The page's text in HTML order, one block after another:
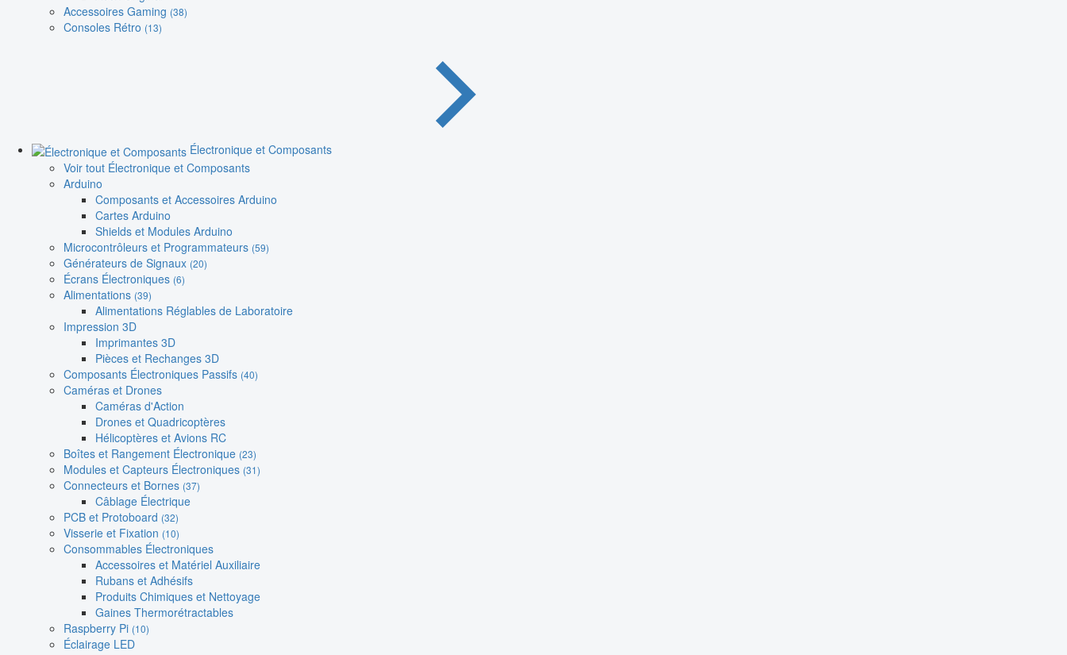
Accessoires Gaming (38)
Consoles Rétro (13)
Électronique et Composants
Voir tout Électronique et Composants
Arduino
Composants et Accessoires Arduino
Cartes Arduino
Shields et Modules Arduino
Microcontrôleurs et Programmateurs (59)
Générateurs de Signaux (20)
Écrans Électroniques (6)
Alimentations (39)
Alimentations Réglables de Laboratoire
Impression 3D
Imprimantes 3D
Pièces et Rechanges 3D
Composants Électroniques Passifs (40)
Caméras et Drones
Caméras d'Action
Drones et Quadricoptères
Hélicoptères et Avions RC
Boîtes et Rangement Électronique (23)
Modules et Capteurs Électroniques (31)
Connecteurs et Bornes (37)
Câblage Électrique
PCB et Protoboard (32)
Visserie et Fixation (10)
Consommables Électroniques
Accessoires et Matériel Auxiliaire
Rubans et Adhésifs
Produits Chimiques et Nettoyage
Gaines Thermorétractables
Raspberry Pi (10)
Éclairage LED